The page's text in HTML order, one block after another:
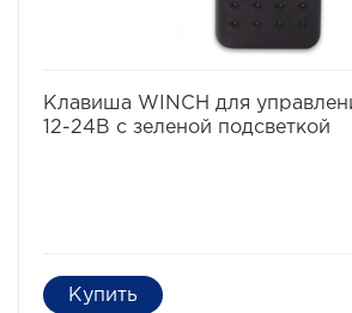
Клавиша WINCH для
12-24В с зеленой подсветкой